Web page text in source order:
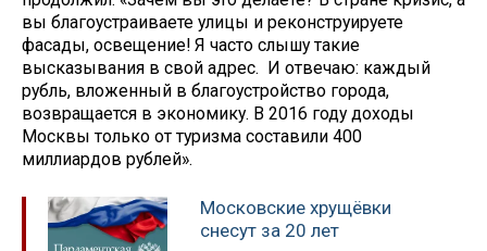
вы благоустраиваете улицы и реконструируете
фасады, освещение! Я часто слышу такие
высказывания в свой адрес. И отвечаю: каждый
рубль, вложенный в благоустройство города,
возвращается в экономику. В 2016 году доходы
Москвы только от туризма составили 400
миллиардов рублей».
Московские хрущёвки
снесут за 20 лет